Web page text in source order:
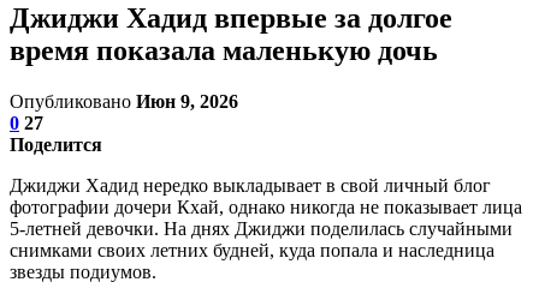
Джиджи Хадид впервые за долгое
время показала маленькую дочь
Опубликовано Июн 9, 2026
0 27
Поделится
Джиджи Хадид нередко выкладывает в свой личный блог
фотографии дочери Кхай, однако никогда не показывает лица
5-летней девочки. На днях Джиджи поделилась случайными
снимками своих летних будней, куда попала и наследница
звезды подиумов.